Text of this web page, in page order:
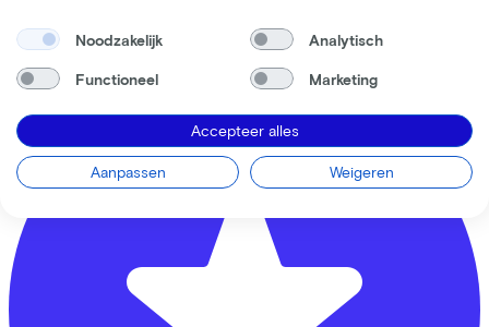
3524 BP Utrecht
Noodzakelijk Analytisch
Functioneel Marketing
Accepteer alles
Aanpassen Weigeren